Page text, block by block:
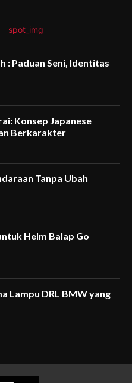
: Paduan Seni, Identitas
Konsep Japanese
Berkarakter
Tanpa Ubah
Helm Balap Go
Lampu DRL BMW yang